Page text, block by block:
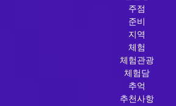
주점
준비
지역
체험
체험관광
체험담
추억
추천사항